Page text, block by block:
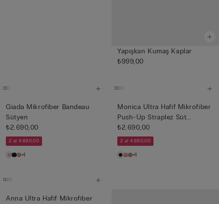
Yapışkan Kumaş Kaplar
₺999,00
Giada Mikrofiber Bandeau
Sütyen
₺2.690,00
2 al 4.890,00
+1
Monica Ultra Hafif Mikrofiber
Push-Up Straplez Süt...
₺2.690,00
2 al 4.890,00
+1
Anna Ultra Hafif Mikrofiber